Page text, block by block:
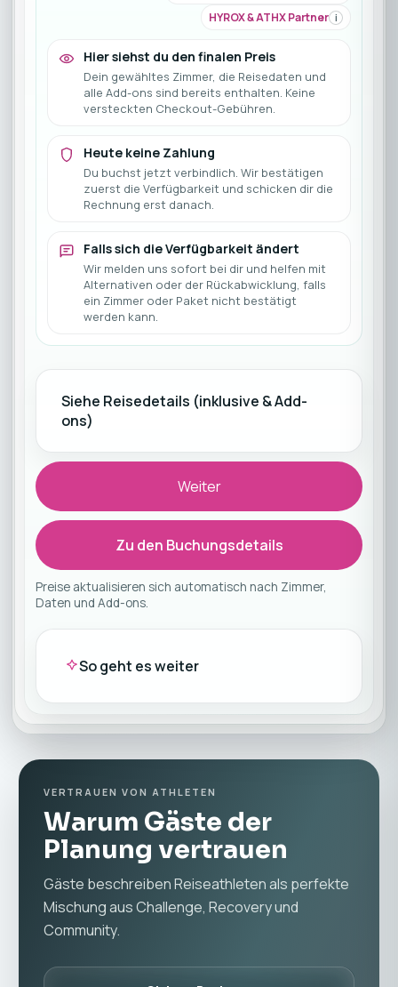
HYROX & ATHX Partner i
Hier siehst du den finalen Preis
Dein gewähltes Zimmer, die Reisedaten und
alle Add-ons sind bereits enthalten. Keine
versteckten Checkout-Gebühren.
Heute keine Zahlung
Du buchst jetzt verbindlich. Wir bestätigen
zuerst die Verfügbarkeit und schicken dir die
Rechnung erst danach.
Falls sich die Verfügbarkeit ändert
Wir melden uns sofort bei dir und helfen mit
Alternativen oder der Rückabwicklung, falls
ein Zimmer oder Paket nicht bestätigt
werden kann.
Siehe Reisedetails (inklusive & Add-
ons)
Weiter
Zu den Buchungsdetails
Preise aktualisieren sich automatisch nach Zimmer,
Daten und Add-ons.
So geht es weiter
VERTRAUEN VON ATHLETEN
Warum Gäste der
Planung vertrauen
Gäste beschreiben Reiseathleten als perfekte
Mischung aus Challenge, Recovery und
Community.